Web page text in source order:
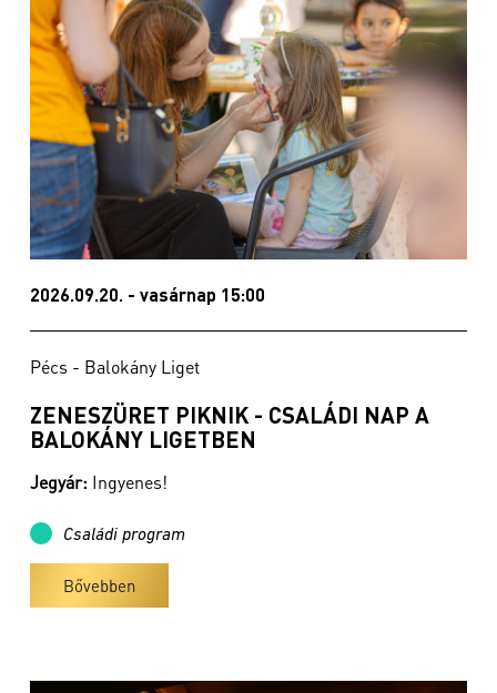
2026.09.20. - vasárnap 15:00
Pécs - Balokány Liget
ZENESZÜRET PIKNIK - CSALÁDI NAP A
BALOKÁNY LIGETBEN
Jegyár: Ingyenes!
Családi program
Bővebben